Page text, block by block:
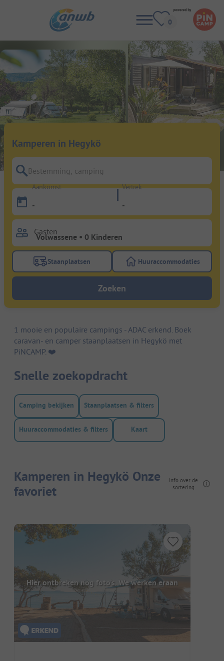
Kamperen in Hegykö
Bestemming, camping
Aankomst
-
Vertrek
-
Gasten
Gebruik de filterknop staanplaatsen om te zoeken
Staanplaatsen Gebruik de
Huuraccommodaties
Zoeken
1 mooie en populaire campings - ADAC erkend. Boek
caravan- en camper staanplaatsen in Hegykö met
PiNCAMP. ❤️️
Snelle zoekopdracht
Camping bekijken Staanplaatsen & filters
Huuraccommodaties & filters Kaart
Kamperen in Hegykö Onze
favoriet
Info over de
sortering
Hier ontbreken nog foto's. We werken eraan